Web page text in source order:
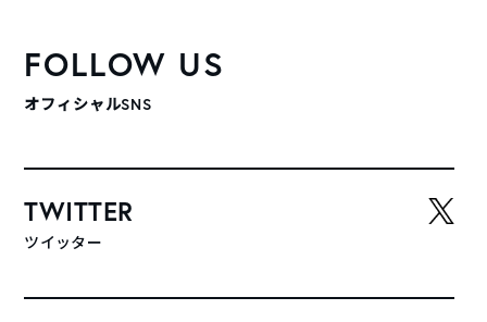
FOLLOW US
オフィシャルSNS
TWITTER
ツイッター